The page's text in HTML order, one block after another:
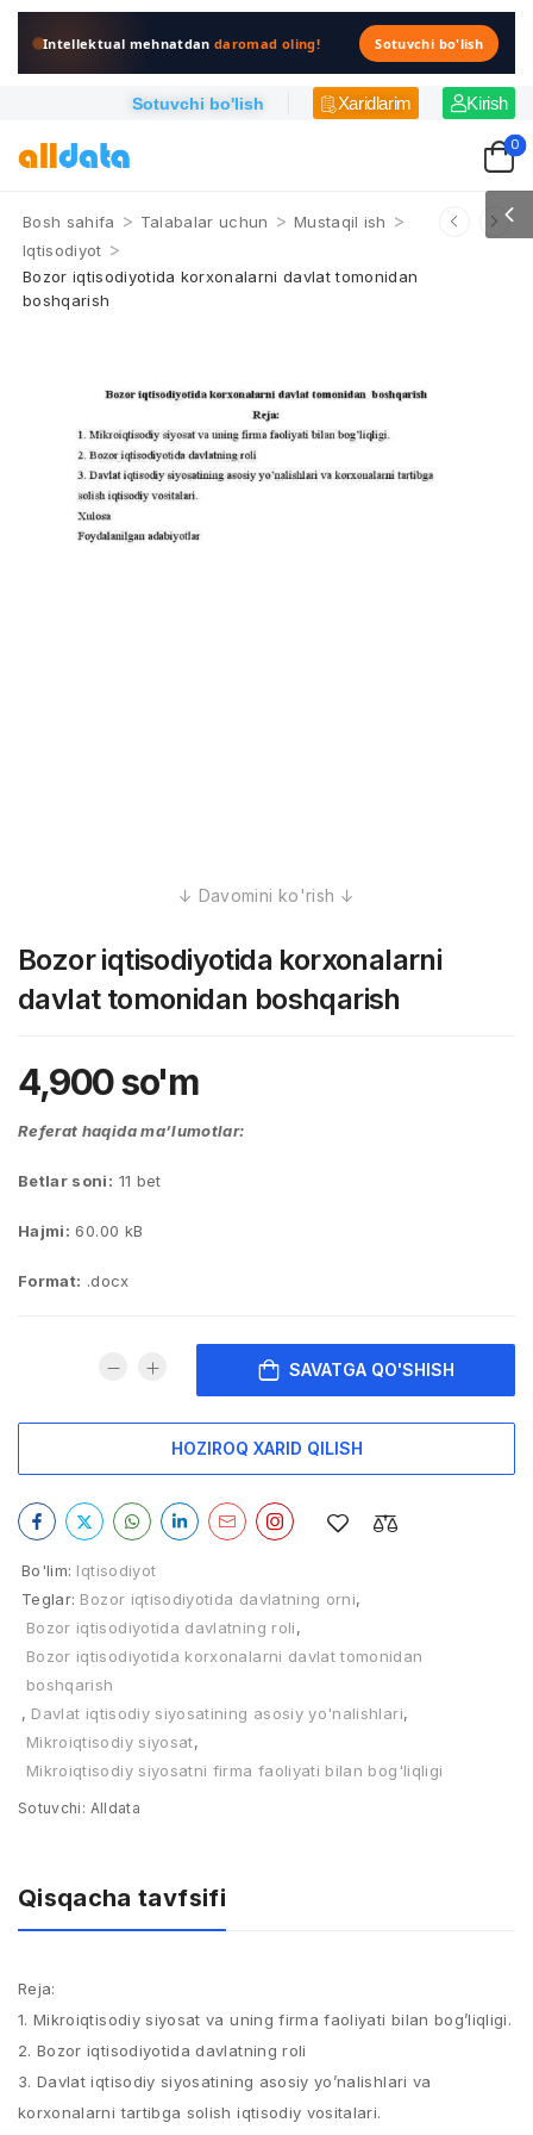
Intellektual mehnatdandaromad oling! Sotuvchi bo'lish
Sotuvchi bo'lish Xaridlarim Kirish
0
Bosh sahifa > Talabalar uchun > Mustaqil ish >
Iqtisodiyot >
Bozor iqtisodiyotida korxonalarni davlat tomonidan
boshqarish
Bozor iqtisodiyotida korxonalarni
davlat tomonidan boshqarish
4,900so'm
Referat haqida ma’lumotlar:
Betlar soni: 11 bet
Hajmi: 60.00 kB
Format: .docx
SAVATGA QO'SHISH
HOZIROQ XARID QILISH
Bo'lim: Iqtisodiyot
Teglar: Bozor iqtisodiyotida davlatning orni,
Bozor iqtisodiyotida davlatning roli,
Bozor iqtisodiyotida korxonalarni davlat tomonidan
boshqarish
, Davlat iqtisodiy siyosatining asosiy yo'nalishlari,
Mikroiqtisodiy siyosat,
Mikroiqtisodiy siyosatni firma faoliyati bilan bog'liqligi
Sotuvchi: Alldata
Qisqacha tavfsifi
Reja:
1. Mikroiqtisodiy siyosat va uning firma faoliyati bilan bog’liqligi.
2. Bozor iqtisodiyotida davlatning roli
3. Davlat iqtisodiy siyosatining asosiy yo’nalishlari va
korxonalarni tartibga solish iqtisodiy vositalari.